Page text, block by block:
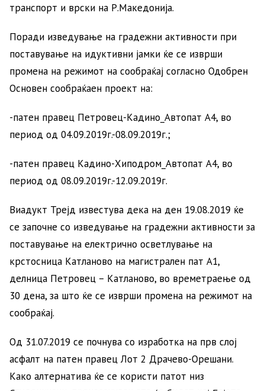
транспорт и врски на Р.Македонија.
Поради изведување на градежни активности при
поставување на идуктивни јамки ќе се изврши
промена на режимот на сообраќај согласно Одобрен
Основен сообраќаен проект на:
-патен правец Петровец-Кадино_Автопат А4, во
период од 04.09.2019г.-08.09.2019г.;
-патен правец Кадино-Хиподром_Автопат А4, во
период од 08.09.2019г.-12.09.2019г.
Виадукт Трејд известува дека на ден 19.08.2019 ќе
се започне со изведување на градежни активности за
поставување на електрично осветлување на
крстосница Катланово на магистрален пат А1,
делница Петровец – Катланово, во времетраење од
30 дена, за што ќе се изврши промена на режимот на
сообраќај.
Oд 31.07.2019 се почнува со изработка на прв слој
асфалт на патен правец Лот 2 Драчево-Орешани.
Како алтернатива ќе се користи патот низ